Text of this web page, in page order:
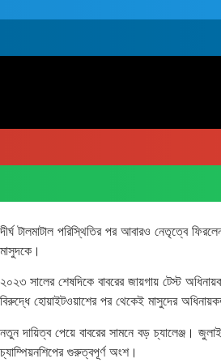
দীর্ঘ টালমাটাল পরিস্থিতির পর আবারও নেতৃত্বে
মাসুদকে।
২০২৩ সালের শেষদিকে বাবরের জায়গায় টেস্ট
বিরুদ্ধে হোয়াইটওয়াশের পর থেকেই মাসুদের
নতুন দায়িত্ব পেয়ে বাবরের সামনে বড় চ্যালেঞ্জ।
চ্যাম্পিয়নশিপের গুরুত্বপূর্ণ অংশ।